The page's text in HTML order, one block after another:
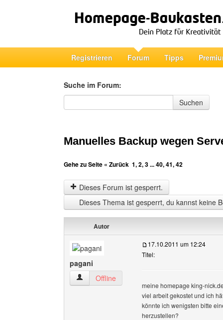
Registrieren Forum Tipps
Suche im Forum:
Suche im Forum
Suchen
Manuelles Backup wegen
Gehe zu Seite « Zurück 1,2,3...40,41,42
Dieses Forum ist gesperrt.
Dieses Thema ist gesperrt, du kannst keine
Autor
pagani
pagani Benutzer-Profile anzeigen
Offline
17.10.2011 um 12:24
Titel:
meine homepage king-
viel arbeit gekostet und ich
könnte ich wenigsten bitte
herzustellen?